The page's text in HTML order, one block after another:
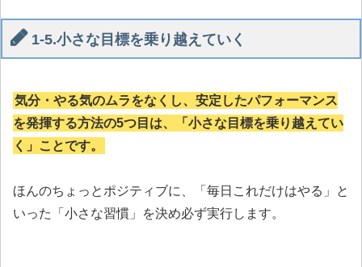
1-5.小さな目標を乗り越えていく
気分・やる気のムラをなくし、安定したパフォーマンス
を発揮する方法の5つ目は、「小さな目標を乗り越えてい
く」ことです。
ほんのちょっとポジティブに、「毎日これだけはやる」と
いった「小さな習慣」を決め必ず実行します。